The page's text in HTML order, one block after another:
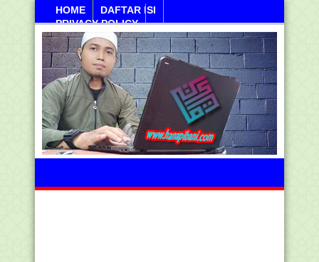
HOME
DAFTAR ISI
PRIVACY POLICY
Sanayan, 10 Agustus 2026